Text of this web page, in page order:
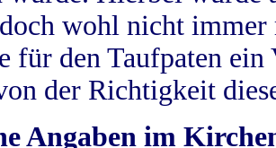
wohl nicht
für den Taufpaten
der Richtigkeit
Angaben im